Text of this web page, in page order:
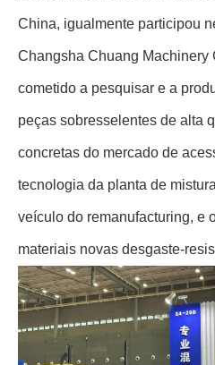
China, igualmente participou
Changsha Chuang Machinery
cometido a pesquisar e a
peças sobresselentes de alta
concretas do mercado de
tecnologia da planta de
veículo do remanufacturing, e
materiais novas desgaste-